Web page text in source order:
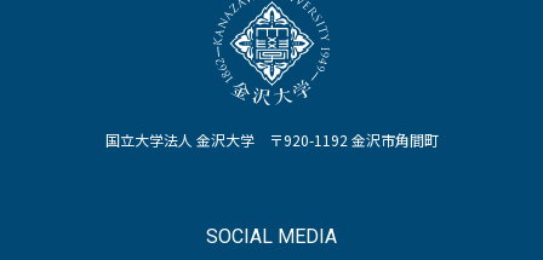
国立大学法人 金沢大学 〒920-1192 金沢市角間町
SOCIAL MEDIA